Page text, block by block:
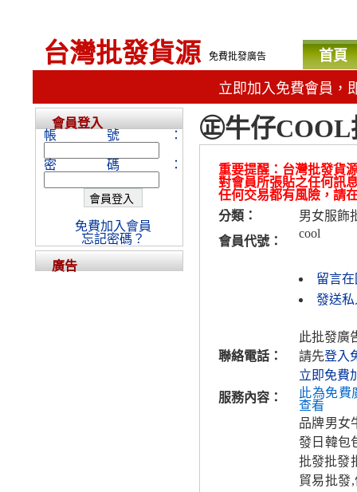
台灣批發貨源 免費批發廣告 首頁
立即加入免費會員，
㊣牛仔
重要提醒：台灣批發貨
對會員所張貼之任何訊
任何交易都有風險，請
分類：
男女服飾
會員代號：
cool
留言
發送私
聯絡電話：
此批發廣
請先登入
立即免費
服務內容：
此為免費
查看
品牌男女
發日韓包
批發批發
貿易批發
會員登入
帳號：
密碼：
免費加入會員
忘記密碼？
廣告